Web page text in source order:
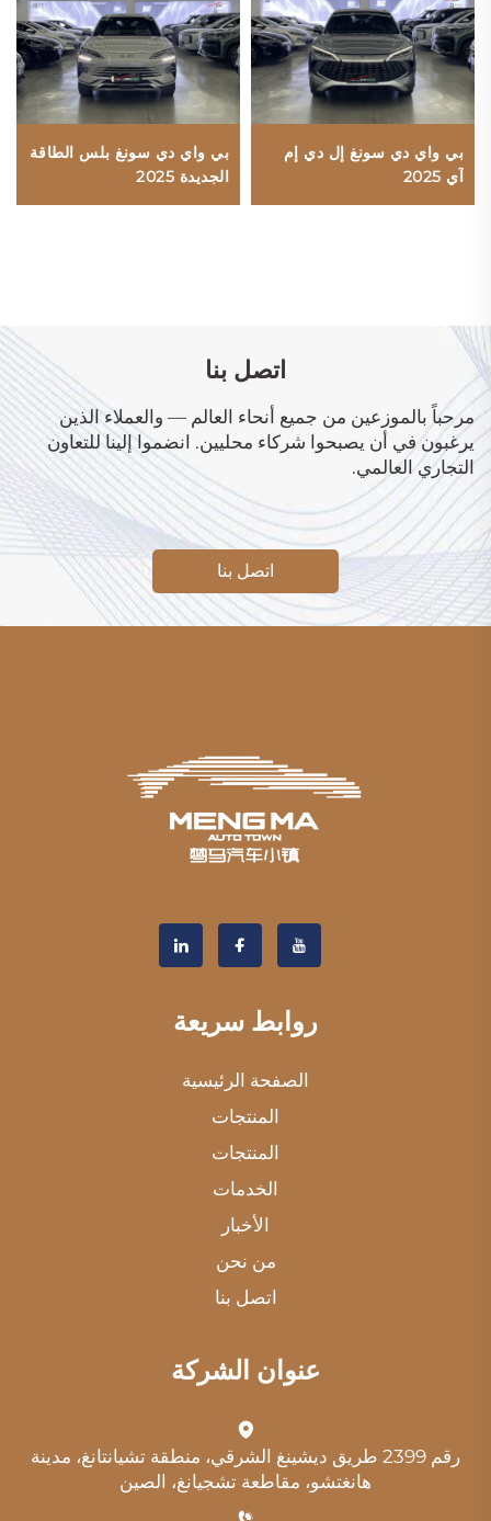
بي واي دي سونغ إل دي إم
آي 2025
بي واي دي سونغ بلس الطاقة
الجديدة 2025
اتصل بنا
مرحباً بالموزعين من جميع أنحاء العالم — والعملاء الذين
يرغبون في أن يصبحوا شركاء محليين. انضموا إلينا للتعاون
التجاري العالمي.
اتصل بنا
روابط سريعة
الصفحة الرئيسية
المنتجات
المنتجات
الخدمات
الأخبار
من نحن
اتصل بنا
عنوان الشركة
رقم 2399 طريق ديشينغ الشرقي، منطقة تشيانتانغ، مدينة
هانغتشو، مقاطعة تشجيانغ، الصين